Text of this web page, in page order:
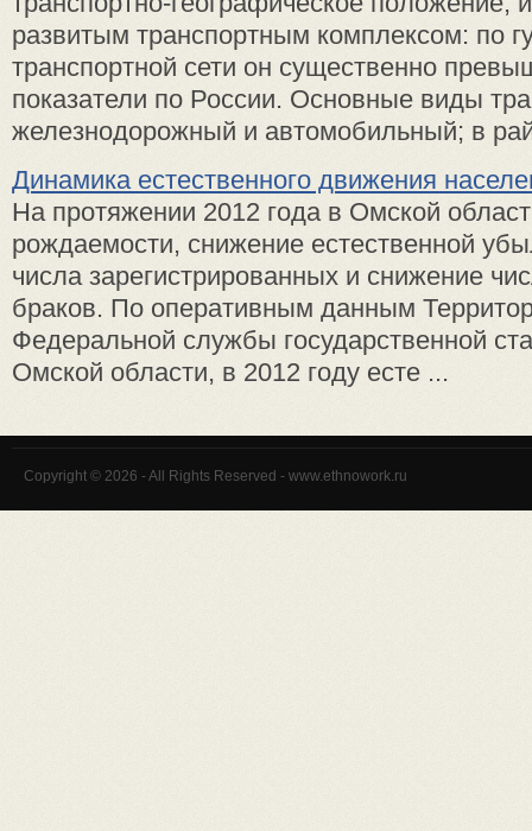
развитым транспортным комплексом: по
транспортной сети он существенно
показатели по России. Основные виды
железнодорожный и автомобильный; в
Динамика естественного движения
На протяжении 2012 года в Омской
рождаемости, снижение естественной
числа зарегистрированных и снижение
браков. По оперативным данным
Федеральной службы государственной
Омской области, в 2012 году есте ...
Copyright © 2026 - All Rights Reserved - www.ethnowork.ru